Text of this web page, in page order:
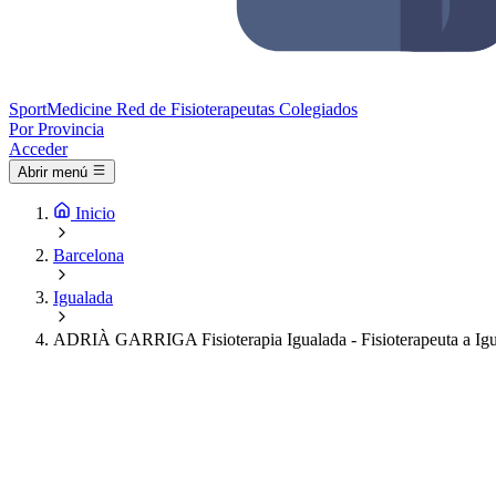
SportMedicine Red de Fisioterapeutas Colegiados
Por Provincia
Acceder
Abrir menú
Inicio
Barcelona
Igualada
ADRIÀ GARRIGA Fisioterapia Igualada - Fisioterapeuta a